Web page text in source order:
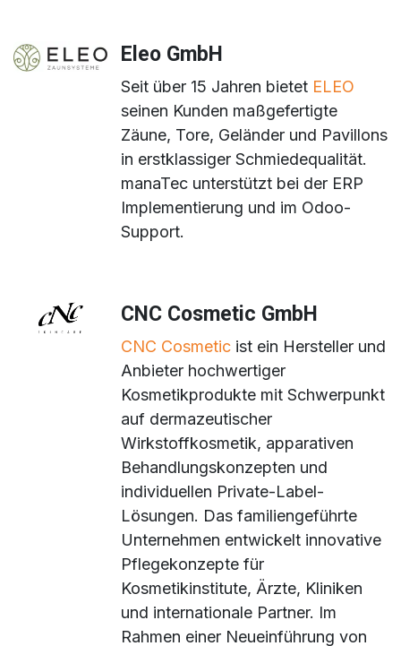
Eleo GmbH
Seit über 15 Jahren bietet ELEO
seinen Kunden maßgefertigte
Zäune, Tore, Geländer und Pavillons
in erstklassiger Schmiedequalität.
manaTec unterstützt bei der ERP
Implementierung und im Odoo-
Support.
CNC Cosmetic GmbH
CNC Cosmeticist ein Hersteller und
Anbieter hochwertiger
Kosmetikprodukte mit Schwerpunkt
auf dermazeutischer
Wirkstoffkosmetik, apparativen
Behandlungskonzepten und
individuellen Private-Label-
Lösungen. Das familiengeführte
Unternehmen entwickelt innovative
Pflegekonzepte für
Kosmetikinstitute, Ärzte, Kliniken
und internationale Partner. Im
Rahmen einer Neueinführung von